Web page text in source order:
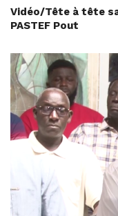
Vidéo/Tête à tête
PASTEF Pout